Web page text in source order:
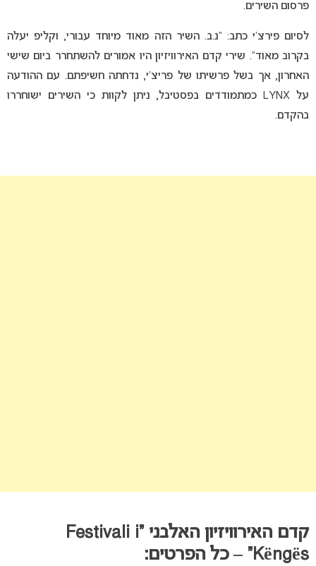
פרסום השירים.
לסיום פירצ’י כתב: “נ.ב. השיר הזה מאוד מיוחד עבורי, וקליפ יעלה
בקרוב מאוד”. שירי קדם האירוויזיון היו אמורים להשתחרר ביום שישי
האחרון, אך בשל פרשיתו של פריצ’י, נדחתה חשיפתם. עם ההודעה
על LYNX כמתמודדים בפסטיבל, ניתן לקוות כי השירים ישוחררו
בהקדם.
קדם האירוויזיון האלבני “Festivali i
Këngës” – כל הפרטים: